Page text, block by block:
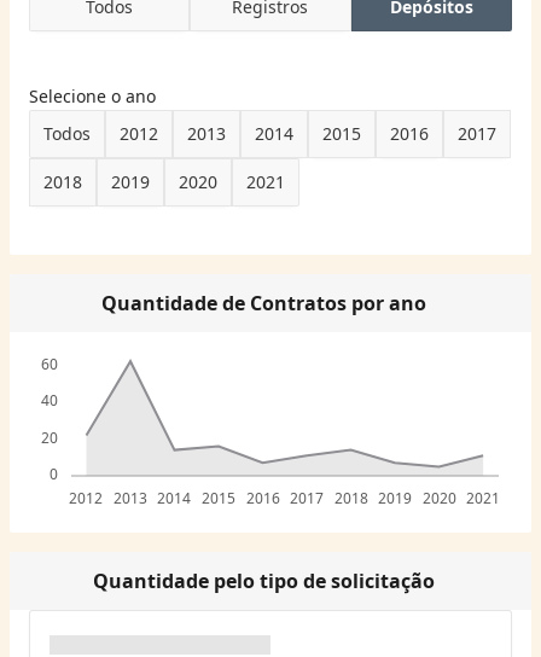
Todos
Registros Depósitos
Selecione o ano
Todos
2012 2013 2014 2015 2016 2017
2018 2019 2020 2021
Quantidade de Contratos por ano
0
20
40
60
2012 2013 2014 2015 2016 2017 2018 2019 2020 2021
Quantidade pelo tipo de solicitação